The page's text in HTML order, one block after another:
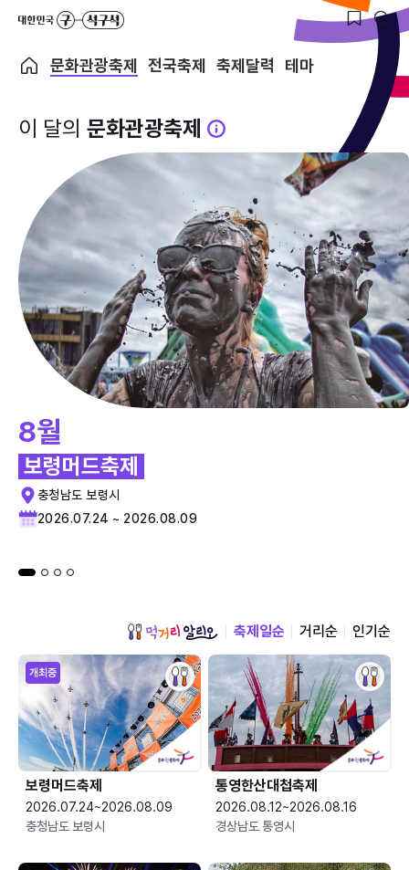
문화관광축제 전국축제 축제달력 테마
이 달의 문화관광축제
8월
보령머드축제
충청남도 보령시
2026.07.24 ~ 2026.08.09
축제일순 거리순 인기순
개최중
보령머드축제
2026.07.24~2026.08.09
충청남도 보령시
통영한산대첩축제
2026.08.12~2026.08.16
경상남도 통영시